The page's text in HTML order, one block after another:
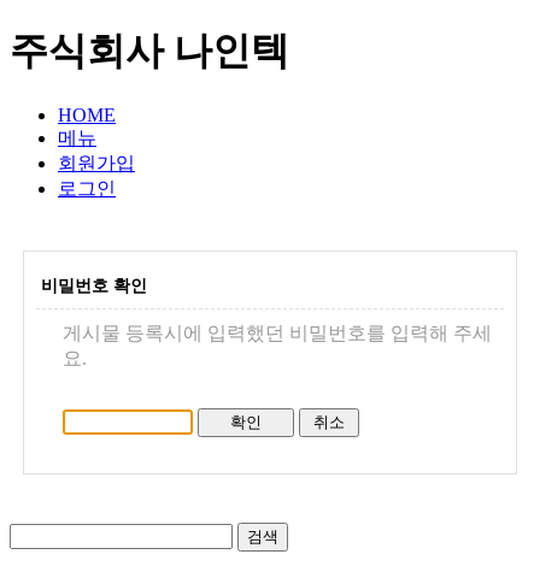
주식회사 나인텍
HOME
메뉴
회원가입
로그인
비밀번호 확인
게시물 등록시에 입력했던 비밀번호를 입력해 주세
요.